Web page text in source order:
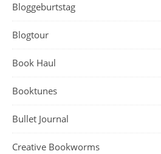
Bloggeburtstag
Blogtour
Book Haul
Booktunes
Bullet Journal
Creative Bookworms